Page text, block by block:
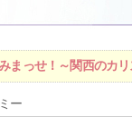
まっせ！～関西のカ
ー